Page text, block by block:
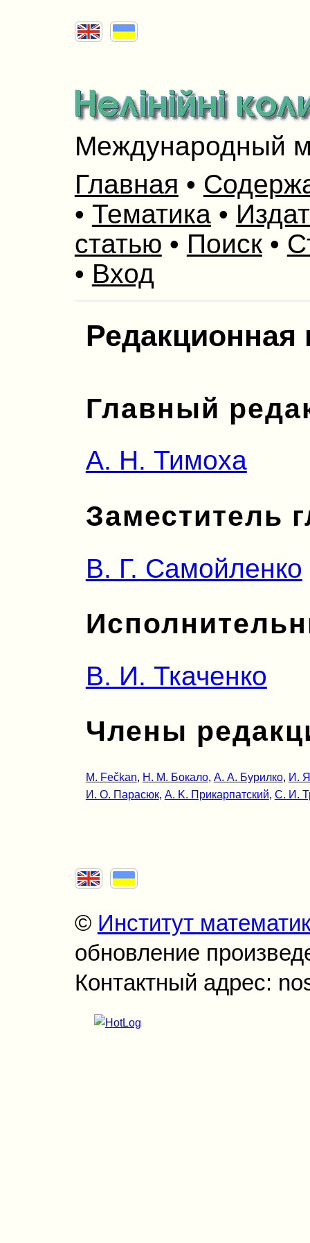
Международный
Главная •
• Тематика•
статью • Поиск•
• Вход
Редакционная
Главный
А. Н. Тимоха
Заместитель
В. Г. Самойленко
В. И. Ткаченко
Члены
M. Fečkan, Н. М. Бокало, А. A. Бурилко, И.
И. О. Парасюк, А. K. Прикарпатский, С. И.
© Институт
обновление
Контактный адрес: